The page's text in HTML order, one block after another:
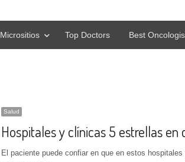
Micrositios Top Doctors Best
Salud
Hospitales y clínicas 5 estrellas
El paciente puede confiar en que en estos